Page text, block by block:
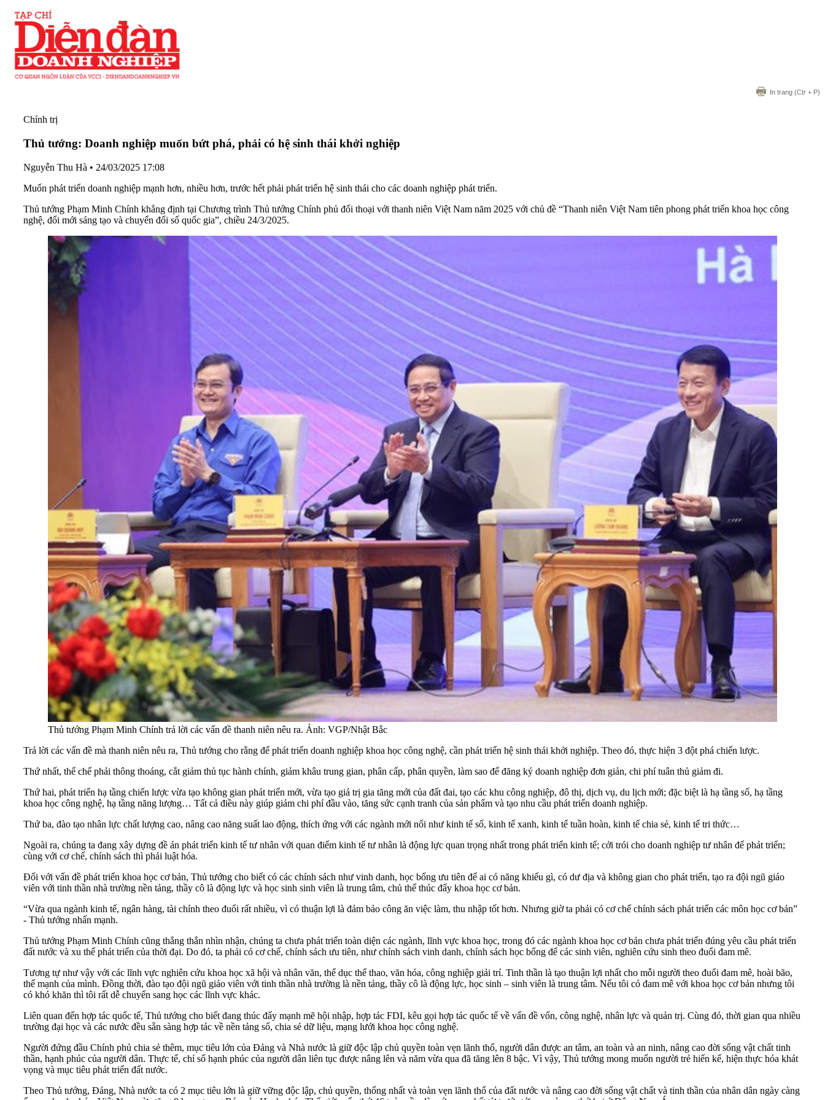
In trang (Ctr + P)
Chính trị
Thủ tướng: Doanh nghiệp muốn bứt phá, phải có hệ sinh thái khởi nghiệp
Nguyễn Thu Hà • 24/03/2025 17:08
Muốn phát triển doanh nghiệp mạnh hơn, nhiều hơn, trước hết phải phát triển hệ sinh thái cho các doanh nghiệp phát triển.
Thủ tướng Phạm Minh Chính khẳng định tại Chương trình Thủ tướng Chính phủ đối thoại với thanh niên Việt Nam năm 2025 với chủ đề “Thanh niên Việt Nam tiên phong phát triển khoa học công
nghệ, đổi mới sáng tạo và chuyển đổi số quốc gia”, chiều 24/3/2025.
Thủ tướng Phạm Minh Chính trả lời các vấn đề thanh niên nêu ra. Ảnh: VGP/Nhật Bắc
Trả lời các vấn đề mà thanh niên nêu ra, Thủ tướng cho rằng để phát triển doanh nghiệp khoa học công nghệ, cần phát triển hệ sinh thái khởi nghiệp. Theo đó, thực hiện 3 đột phá chiến lược.
Thứ nhất, thể chế phải thông thoáng, cắt giảm thủ tục hành chính, giảm khâu trung gian, phân cấp, phân quyền, làm sao để đăng ký doanh nghiệp đơn giản, chi phí tuân thủ giảm đi.
Thứ hai, phát triển hạ tầng chiến lược vừa tạo không gian phát triển mới, vừa tạo giá trị gia tăng mới của đất đai, tạo các khu công nghiệp, đô thị, dịch vụ, du lịch mới; đặc biệt là hạ tầng số, hạ tầng
khoa học công nghệ, hạ tầng năng lượng… Tất cả điều này giúp giảm chi phí đầu vào, tăng sức cạnh tranh của sản phẩm và tạo nhu cầu phát triển doanh nghiệp.
Thứ ba, đào tạo nhân lực chất lượng cao, nâng cao năng suất lao động, thích ứng với các ngành mới nổi như kinh tế số, kinh tế xanh, kinh tế tuần hoàn, kinh tế chia sẻ, kinh tế tri thức…
Ngoài ra, chúng ta đang xây dựng đề án phát triển kinh tế tư nhân với quan điểm kinh tế tư nhân là động lực quan trọng nhất trong phát triển kinh tế; cởi trói cho doanh nghiệp tư nhân để phát triển;
cùng với cơ chế, chính sách thì phải luật hóa.
Đối với vấn đề phát triển khoa học cơ bản, Thủ tướng cho biết có các chính sách như vinh danh, học bổng ưu tiên để ai có năng khiếu gì, có dư địa và không gian cho phát triển, tạo ra đội ngũ giáo
viên với tinh thần nhà trường nền tảng, thầy cô là động lực và học sinh sinh viên là trung tâm, chủ thể thúc đẩy khoa học cơ bản.
“Vừa qua ngành kinh tế, ngân hàng, tài chính theo đuổi rất nhiều, vì có thuận lợi là đảm bảo công ăn việc làm, thu nhập tốt hơn. Nhưng giờ ta phải có cơ chế chính sách phát triển các môn học cơ bản”
- Thủ tướng nhấn mạnh.
Thủ tướng Phạm Minh Chính cũng thẳng thắn nhìn nhận, chúng ta chưa phát triển toàn diện các ngành, lĩnh vực khoa học, trong đó các ngành khoa học cơ bản chưa phát triển đúng yêu cầu phát triển
đất nước và xu thế phát triển của thời đại. Do đó, ta phải có cơ chế, chính sách ưu tiên, như chính sách vinh danh, chính sách học bổng để các sinh viên, nghiên cứu sinh theo đuổi đam mê.
Tương tự như vậy với các lĩnh vực nghiên cứu khoa học xã hội và nhân văn, thể dục thể thao, văn hóa, công nghiệp giải trí. Tinh thần là tạo thuận lợi nhất cho mỗi người theo đuổi đam mê, hoài bão,
thế mạnh của mình. Đồng thời, đào tạo đội ngũ giáo viên với tinh thần nhà trường là nền tảng, thầy cô là động lực, học sinh – sinh viên là trung tâm. Nếu tôi có đam mê với khoa học cơ bản nhưng tôi
có khó khăn thì tôi rất dễ chuyển sang học các lĩnh vực khác.
Liên quan đến hợp tác quốc tế, Thủ tướng cho biết đang thúc đẩy mạnh mẽ hội nhập, hợp tác FDI, kêu gọi hợp tác quốc tế về vấn đề vốn, công nghệ, nhân lực và quản trị. Cùng đó, thời gian qua nhiều
trường đại học và các nước đều sẵn sàng hợp tác về nền tảng số, chia sẻ dữ liệu, mạng lưới khoa học công nghệ.
Người đứng đầu Chính phủ chia sẻ thêm, mục tiêu lớn của Đảng và Nhà nước là giữ độc lập chủ quyền toàn vẹn lãnh thổ, người dân được an tâm, an toàn và an ninh, nâng cao đời sống vật chất tinh
thần, hạnh phúc của người dân. Thực tế, chỉ số hạnh phúc của người dân liên tục được nâng lên và năm vừa qua đã tăng lên 8 bậc. Vì vậy, Thủ tướng mong muốn người trẻ hiến kế, hiện thực hóa khát
vọng và mục tiêu phát triển đất nước.
Theo Thủ tướng, Đảng, Nhà nước ta có 2 mục tiêu lớn là giữ vững độc lập, chủ quyền, thống nhất và toàn vẹn lãnh thổ của đất nước và nâng cao đời sống vật chất và tinh thần của nhân dân ngày càng